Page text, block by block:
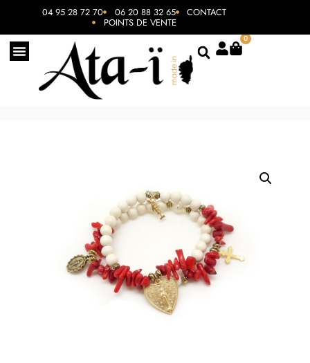
04 95 28 72 70 06 20 88 32 65 CONTACT
POINTS DE VENTE
0